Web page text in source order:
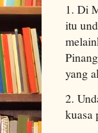
1. Di
itu
yang
2.
kuasa